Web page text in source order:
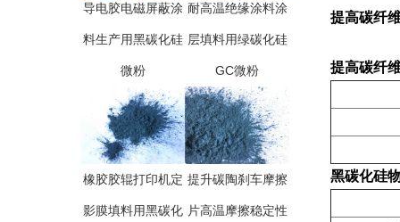
导电胶电磁屏蔽涂
料生产用黑碳化硅
微粉
耐高温绝缘涂料涂
层填料用绿碳化硅
GC微粉
橡胶胶辊打印机定
影膜填料用黑碳化
提升碳陶刹车摩擦
片高温摩擦稳定性
提高碳纤
提高碳纤
黑碳化硅